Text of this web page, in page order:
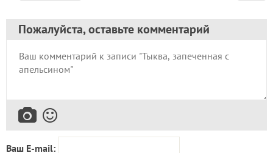
Пожалуйста, оставьте комментарий
Ваш E-mail: